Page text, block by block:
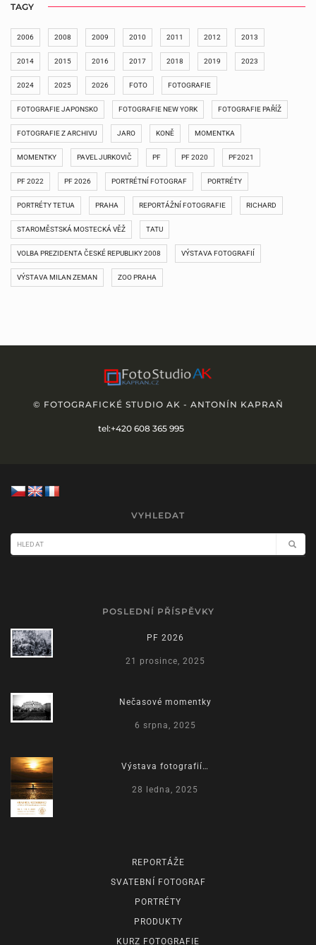
TAGY
2006 2008 2009 2010 2011 2012 2013
2014 2015 2016 2017 2018 2019 2023
2024 2025 2026 FOTO FOTOGRAFIE
FOTOGRAFIE JAPONSKO FOTOGRAFIE NEW YORK FOTOGRAFIE PAŘÍŽ
FOTOGRAFIE Z ARCHIVU JARO KONĚ MOMENTKA
MOMENTKY PAVEL JURKOVIČ PF PF 2020 PF2021
PF 2022 PF 2026 PORTRÉTNÍ FOTOGRAF PORTRÉTY
PORTRÉTY TETUA PRAHA REPORTÁŽNÍ FOTOGRAFIE RICHARD
STAROMĚSTSKÁ MOSTECKÁ VĚŽ TATU
VOLBA PREZIDENTA ČESKÉ REPUBLIKY 2008 VÝSTAVA FOTOGRAFIÍ
VÝSTAVA MILAN ZEMAN ZOO PRAHA
© FOTOGRAFICKÉ STUDIO AK - ANTONÍN KAPRAŇ
tel:+420 608 365 995
VYHLEDAT
POSLEDNÍ PŘÍSPĚVKY
PF 2026
21 prosince, 2025
Nečasové momentky
6 srpna, 2025
Výstava fotografií…
28 ledna, 2025
REPORTÁŽE
SVATEBNÍ FOTOGRAF
PORTRÉTY
PRODUKTY
KURZ FOTOGRAFIE